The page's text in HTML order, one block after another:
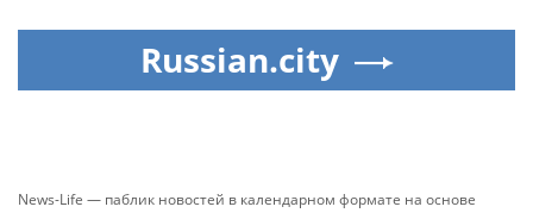
Russian.city
News-Life — паблик новостей в календарном формате на основе